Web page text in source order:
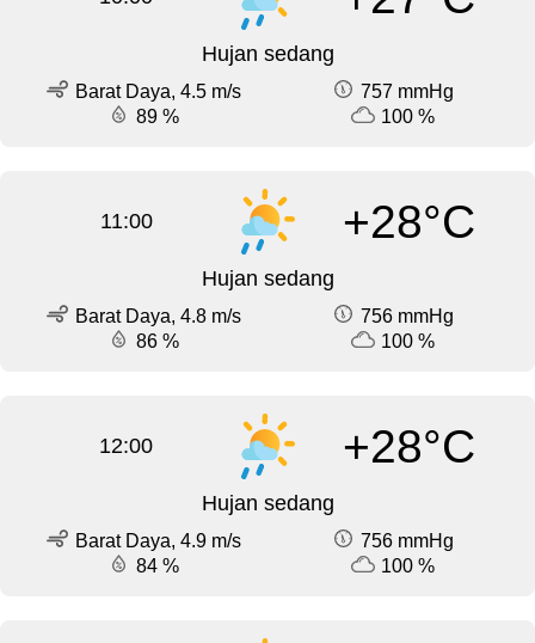
Hujan sedang
Barat Daya, 4.5 m/s
757 mmHg
89 %
100 %
11:00 +28°C
Hujan sedang
Barat Daya, 4.8 m/s
756 mmHg
86 %
100 %
12:00 +28°C
Hujan sedang
Barat Daya, 4.9 m/s
756 mmHg
84 %
100 %